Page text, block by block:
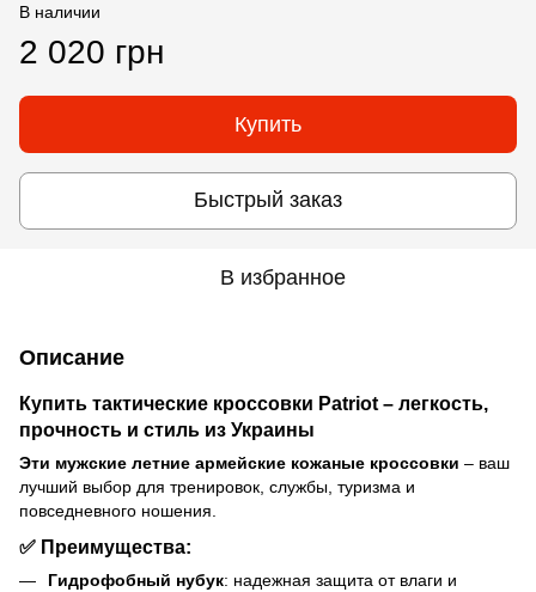
В наличии
2 020 грн
Купить
Быстрый заказ
В избранное
Описание
Купить тактические кроссовки Patriot – легкость,
прочность и стиль из Украины
Эти мужские летние армейские кожаные кроссовки – ваш
лучший выбор для тренировок, службы, туризма и
повседневного ношения.
✅ Преимущества:
Гидрофобный нубук: надежная защита от влаги и